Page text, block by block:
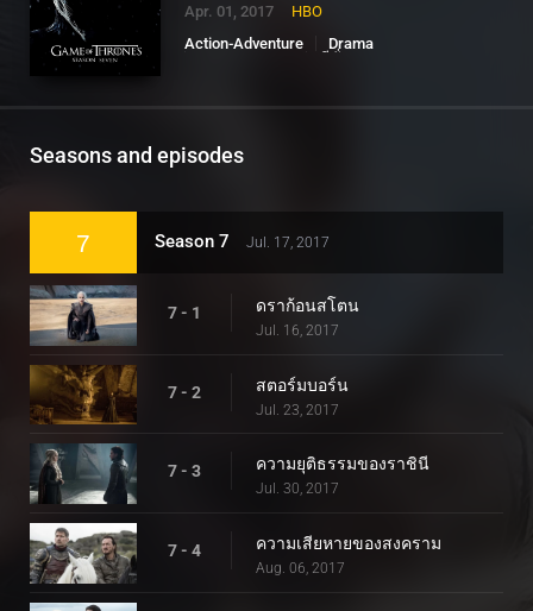
Apr. 01, 2017
HBO
Action-Adventure
Drama
Seasons and episodes
7 Season 7 Jul. 17, 2017
7 - 1 ดราก้อนสโตน
Jul. 16, 2017
7 - 2 สตอร์มบอร์น
Jul. 23, 2017
7 - 3 ความยุติธรรมของราชินี
Jul. 30, 2017
7 - 4 ความเสียหายของสงคราม
Aug. 06, 2017